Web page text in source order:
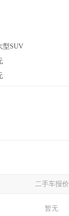
型SUV
二手车报价
暂无